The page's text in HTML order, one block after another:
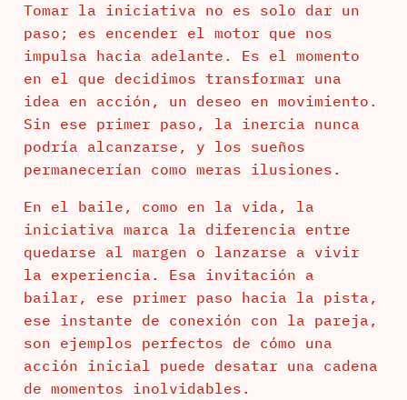
Tomar la iniciativa no es solo dar un
paso; es encender el motor que nos
impulsa hacia adelante. Es el momento
en el que decidimos transformar una
idea en acción, un deseo en movimiento.
Sin ese primer paso, la inercia nunca
podría alcanzarse, y los sueños
permanecerían como meras ilusiones.
En el baile, como en la vida, la
iniciativa marca la diferencia entre
quedarse al margen o lanzarse a vivir
la experiencia. Esa invitación a
bailar, ese primer paso hacia la pista,
ese instante de conexión con la pareja,
son ejemplos perfectos de cómo una
acción inicial puede desatar una cadena
de momentos inolvidables.